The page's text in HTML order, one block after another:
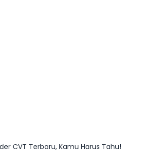
CVT Terbaru, Kamu Harus Tahu!